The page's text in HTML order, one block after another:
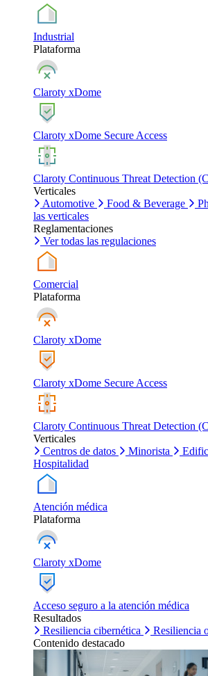
Industrial
Plataforma
Claroty xDome
Claroty xDome Secure Access
Claroty Continuous Threat Detection
Verticales
Automotive
Food & Beverage
las verticales
Reglamentaciones
Ver todas las regulaciones
Comercial
Plataforma
Claroty xDome
Claroty xDome Secure Access
Claroty Continuous Threat Detection
Verticales
Centros de datos
Minorista
Hospitalidad
Atención médica
Plataforma
Claroty xDome
Acceso seguro a la atención médica
Resultados
Resiliencia cibernética
Resiliencia
Contenido destacado